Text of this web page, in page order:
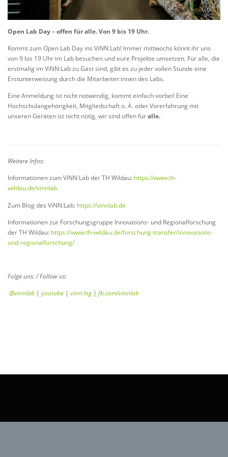
Open Lab Day – offen für alle. Von 9 bis 19 Uhr.
Kommt zum Open Lab Day ins ViNN:Lab! Immer mittwochs könnt ihr uns
von 9 bis 19 Uhr im Lab besuchen und eure Projekte umsetzen. Für alle, die
erstmalig im ViNN:Lab zu Gast sind, gibt es zu jeder vollen Stunde eine
Erstunterweisung durch die Mitarbeiter:innen des Labs.
Eine Anmeldung ist nicht notwendig, kommt einfach vorbei! Eine
Hochschulangehörigkeit, Mitgliedschaft o. Ä. oder Vorerfahrung mit
unseren Geräten ist nicht nötig, wir sind offen füralle.
Weitere Infos:
Informationen zum ViNN:Lab der TH Wildau: https://www.th-
wildau.de/vinnlab
Zum Blog des ViNN:Lab: https://vinnlab.de
Informationen zur Forschungsgruppe Innovations- und Regionalforschung
der TH Wildau: https://www.th-wildau.de/forschung-transfer/innovations-
und-regionalforschung/
Folge uns: / Follow us:
@vinnlab | youtube | vinn:log | fb.com/vinnlab